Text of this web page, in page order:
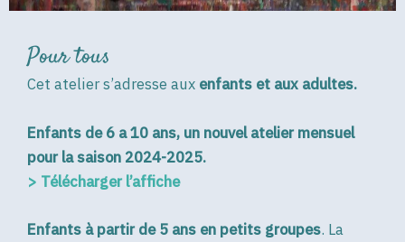
Pour tous
Cet atelier s’adresse aux enfants et aux adultes.
Enfants de 6 a 10 ans, un nouvel atelier mensuel
pour la saison 2024-2025.
> Télécharger l’affiche
Enfants à partir de 5 ans en petits groupes. La